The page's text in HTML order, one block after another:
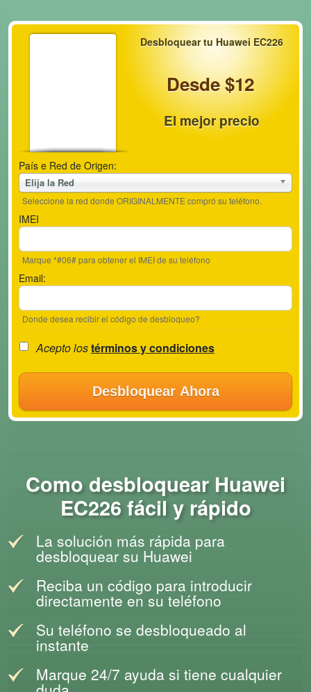
Desbloquear tu Huawei EC226
Desde $12
El mejor precio
País e Red de Origen:
Elija la Red
Seleccione la red donde ORIGINALMENTE compró su teléfono.
IMEI
Marque *#06# para obtener el IMEI de su teléfono
Email:
Donde desea recibir el código de desbloqueo?
Acepto lostérminos y condiciones
Desbloquear Ahora
Como desbloquear Huawei
EC226 fácil y rápido
La solución más rápida para
desbloquear su Huawei
Reciba un código para introducir
directamente en su teléfono
Su teléfono se desbloqueado al
instante
Marque 24/7 ayuda si tiene cualquier